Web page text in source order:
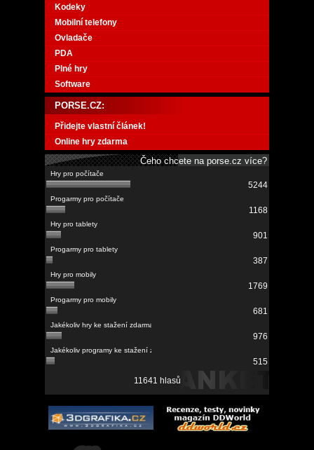
Kodeky
Mobilní telefony
Ovladače
PDA
Plné hry
Software
PORSE.CZ:
Přidejte vlastní článek!
Online hry zdarma
Čeho chcete na porse.cz více?
5244
1168
901
387
1769
681
976
515
11641 hlasů